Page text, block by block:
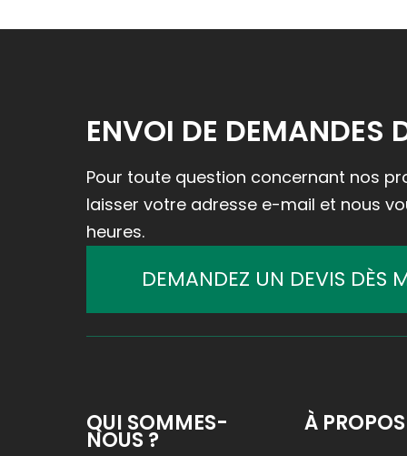
ENVOI DE DEMANDES
Pour toute question concernant nos
laisser votre adresse e-mail et nous
heures.
DEMANDEZ UN DEVIS DÈS
QUI SOMMES-
NOUS ?
À